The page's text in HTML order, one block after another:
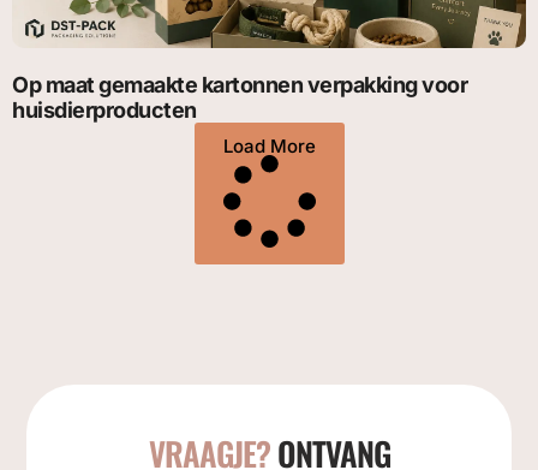
Op maat gemaakte kartonnen verpakking voor
huisdierproducten
Load More
VRAAGJE?ONTVANG